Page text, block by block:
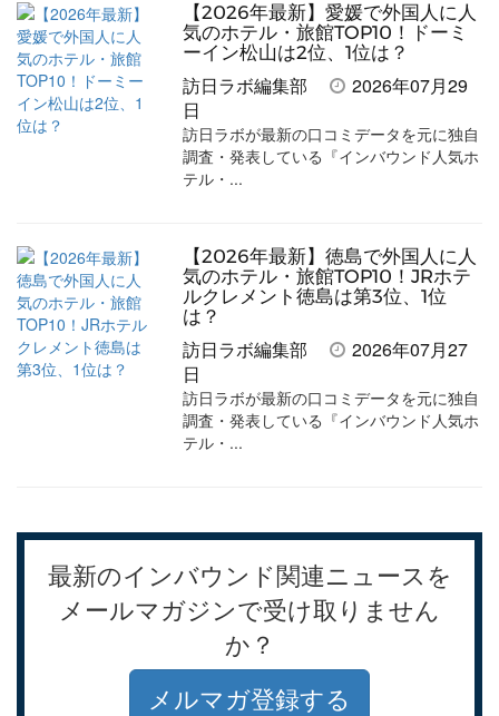
【2026年最新】愛媛で外国人に人
気のホテル・旅館TOP10！ドーミ
ーイン松山は2位、1位は？
訪日ラボ編集部
2026年07月29
日
訪日ラボが最新の口コミデータを元に独自
調査・発表している『インバウンド人気ホ
テル・...
【2026年最新】徳島で外国人に人
気のホテル・旅館TOP10！JRホテ
ルクレメント徳島は第3位、1位
は？
訪日ラボ編集部
2026年07月27
日
訪日ラボが最新の口コミデータを元に独自
調査・発表している『インバウンド人気ホ
テル・...
最新のインバウンド関連ニュースを
メールマガジンで受け取りません
か？
メルマガ登録する